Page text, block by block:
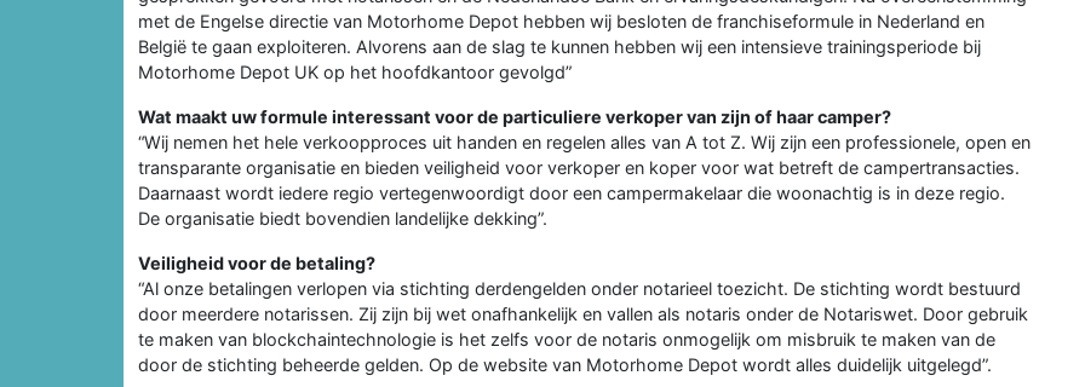
met de Engelse directie van Motorhome Depot hebben wij besloten de franchiseformule in Nederland en
België te gaan exploiteren. Alvorens aan de slag te kunnen hebben wij een intensieve trainingsperiode bij
Motorhome Depot UK op het hoofdkantoor gevolgd”
Wat maakt uw formule interessant voor de particuliere verkoper van zijn of haar camper?
“Wij nemen het hele verkoopproces uit handen en regelen alles van A tot Z. Wij zijn een professionele, open en
transparante organisatie en bieden veiligheid voor verkoper en koper voor wat betreft de campertransacties.
Daarnaast wordt iedere regio vertegenwoordigt door een campermakelaar die woonachtig is in deze regio.
De organisatie biedt bovendien landelijke dekking”.
Veiligheid voor de betaling?
“Al onze betalingen verlopen via stichting derdengelden onder notarieel toezicht. De stichting wordt bestuurd
door meerdere notarissen. Zij zijn bij wet onafhankelijk en vallen als notaris onder de Notariswet. Door gebruik
te maken van blockchaintechnologie is het zelfs voor de notaris onmogelijk om misbruik te maken van de
door de stichting beheerde gelden. Op de website van Motorhome Depot wordt alles duidelijk uitgelegd”.